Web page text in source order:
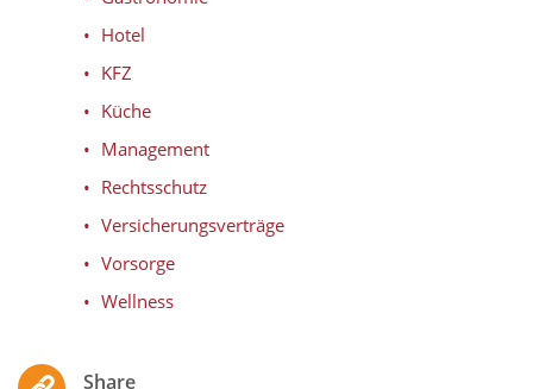
Hotel
KFZ
Küche
Management
Rechtsschutz
Versicherungsverträge
Vorsorge
Wellness
Share